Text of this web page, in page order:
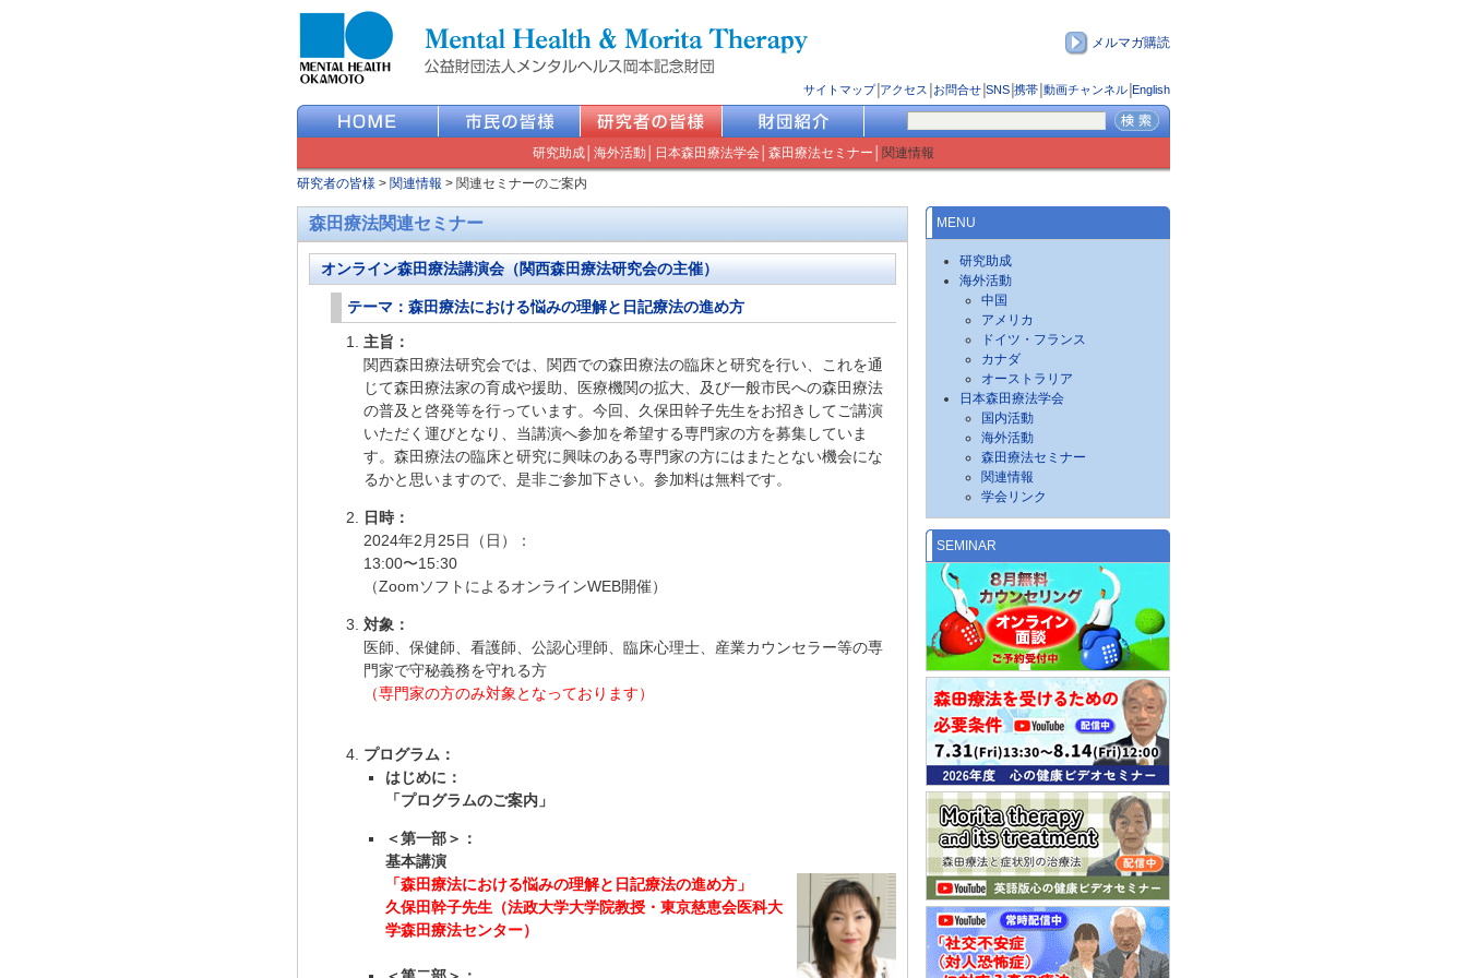
メルマガ購読
サイトマップ│アクセス │お問合せ│SNS │携帯 │動画チャンネル│English
研究助成 海外活動 日本森田療法学会 森田療法セミナー
関連情報
研究者の皆様 > 関連情報 > 関連セミナーのご案内
森田療法関連セミナー
オンライン森田療法講演会（関西森田療法研究会の主催）
テーマ：森田療法における悩みの理解と日記療法の進め方
主旨：
関西森田療法研究会では、関西での森田療法の臨床と研究を行い、これを通
じて森田療法家の育成や援助、医療機関の拡大、及び一般市民への森田療法
の普及と啓発等を行っています。今回、久保田幹子先生をお招きしてご講演
いただく運びとなり、当講演へ参加を希望する専門家の方を募集していま
す。森田療法の臨床と研究に興味のある専門家の方にはまたとない機会にな
るかと思いますので、是非ご参加下さい。参加料は無料です。
日時：
2024年2月25日（日）：
13:00〜15:30
（ZoomソフトによるオンラインWEB開催）
対象：
医師、保健師、看護師、公認心理師、臨床心理士、産業カウンセラー等の専
門家で守秘義務を守れる方
（専門家の方のみ対象となっております）
プログラム：
はじめに：
「プログラムのご案内」
＜第一部＞：
基本講演
「森田療法における悩みの理解と日記療法の進め方」
久保田幹子先生（法政大学大学院教授・東京慈恵会医科大
学森田療法センター）
MENU
研究助成
海外活動
中国
アメリカ
ドイツ・フランス
カナダ
オーストラリア
日本森田療法学会
国内活動
海外活動
森田療法セミナー
関連情報
学会リンク
SEMINAR